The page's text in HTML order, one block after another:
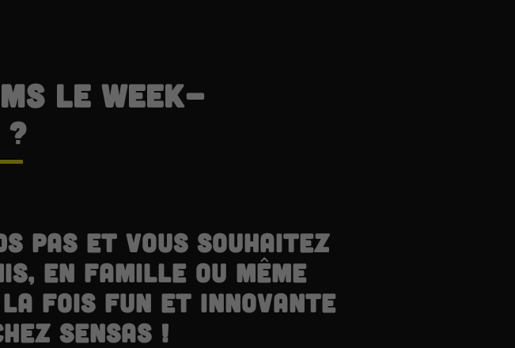
le week-
?
pas et vous souhaitez
en famille ou même
fois fun et innovante
SENSAS !